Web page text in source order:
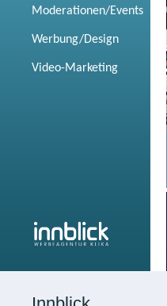
Moderationen/Events
Werbung/Design
Video-Marketing